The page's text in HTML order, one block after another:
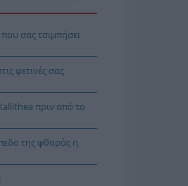
που σας τσιμπήσει
φετινές σας
πριν από το
της φθοράς η